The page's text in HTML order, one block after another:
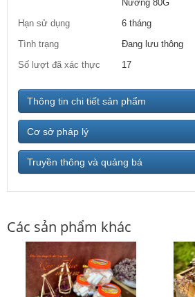
Nướng 80G
Hạn sử dụng
6 tháng
Tình trạng
Đang lưu thông
Số lượt đã xác thực
17
Thông tin chi tiết sản phẩm
Cơ sở pháp lý
Truyền thông và quảng bá
Các sản phẩm khác